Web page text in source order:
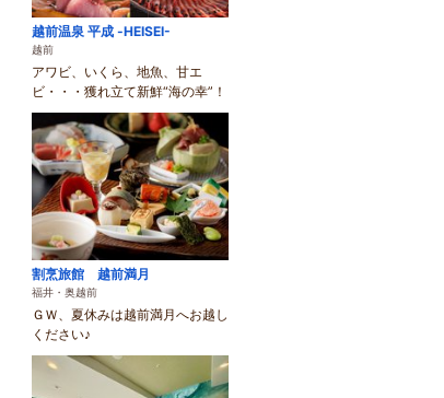
越前温泉 平成 -HEISEI-
越前
アワビ、いくら、地魚、甘エ
ビ・・・獲れ立て新鮮“海の幸”！
割烹旅館 越前満月
福井・奥越前
ＧＷ、夏休みは越前満月へお越し
ください♪